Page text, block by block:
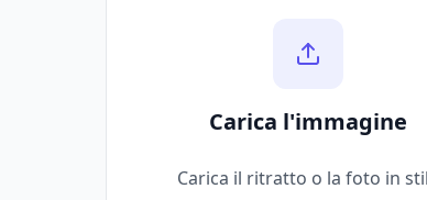
Carica l'immagine
Carica il ritratto o la foto in